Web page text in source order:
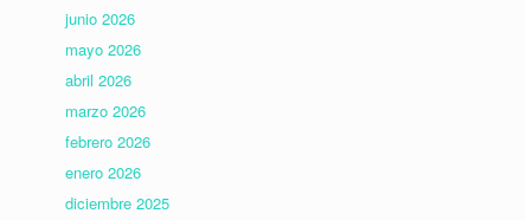
junio 2026
mayo 2026
abril 2026
marzo 2026
febrero 2026
enero 2026
diciembre 2025